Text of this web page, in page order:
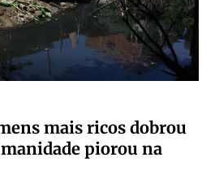
mais ricos dobrou
piorou na